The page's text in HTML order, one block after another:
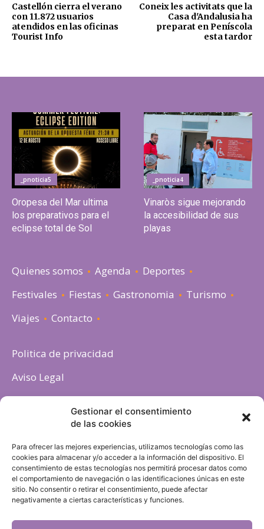
Gestionar el consentimiento
de las cookies
Para ofrecer las mejores experiencias, utilizamos tecnologías como las
cookies para almacenar y/o acceder a la información del dispositivo. El
consentimiento de estas tecnologías nos permitirá procesar datos como
el comportamiento de navegación o las identificaciones únicas en este
sitio. No consentir o retirar el consentimiento, puede afectar
negativamente a ciertas características y funciones.
Castellón cierra el verano
con 11.872 usuarios
atendidos en las oficinas
Tourist Info
Coneix les activitats que la
Casa d'Andalusia ha
preparat en Peníscola
esta tardor
_pnoticia5
Oropesa del Mar ultima
los preparativos para el
eclipse total de Sol
_pnoticia4
Vinaròs sigue mejorando
la accesibilidad de sus
playas
Quienes somos Agenda
Deportes
Festivales
Fiestas Gastronomia
Turismo
Viajes
Contacto
Politica de privacidad
Aviso Legal
Política de cookies